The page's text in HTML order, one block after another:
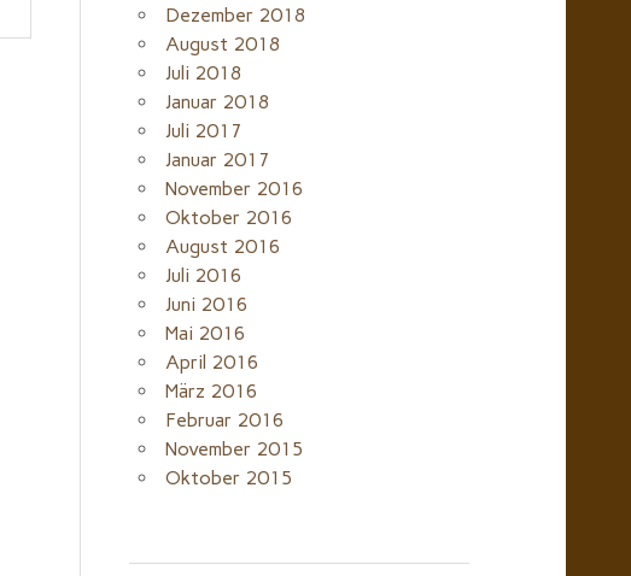
Dezember 2018
August 2018
Juli 2018
Januar 2018
Juli 2017
Januar 2017
November 2016
Oktober 2016
August 2016
Juli 2016
Juni 2016
Mai 2016
April 2016
März 2016
Februar 2016
November 2015
Oktober 2015